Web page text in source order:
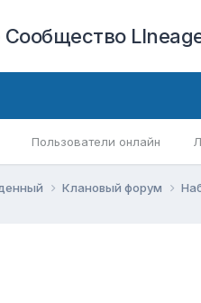
Пользователи онлайн
Клановый форум